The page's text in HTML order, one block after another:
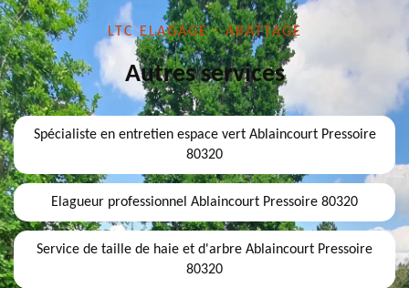
LTC ELAGAGE - ABATTAGE
Autres services
Spécialiste en entretien espace vert Ablaincourt Pressoire
80320
Elagueur professionnel Ablaincourt Pressoire 80320
Service de taille de haie et d'arbre Ablaincourt Pressoire
80320